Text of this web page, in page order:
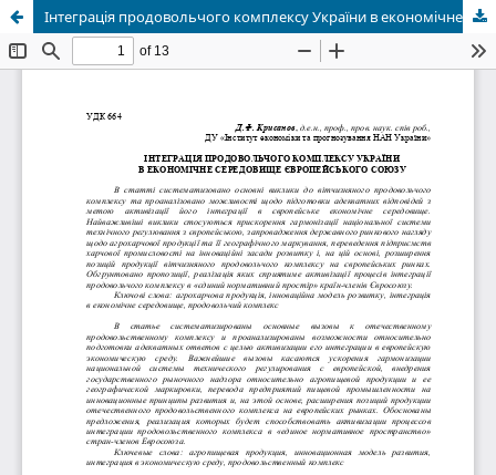
Інтеграція продовольчого комплексу України в економічне середовище Європейського союзу